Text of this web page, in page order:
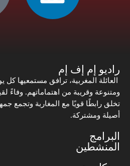
راديو إم إف إم
العائلة المغربية، ترافق مستمعيها
ومتنوعة وقريبة من اهتماماتهم. وفاءً
تخلق رابطًا قويًا مع المغاربة وتجمع
أصيلة ومشتركة.
البرامج
المنشطين